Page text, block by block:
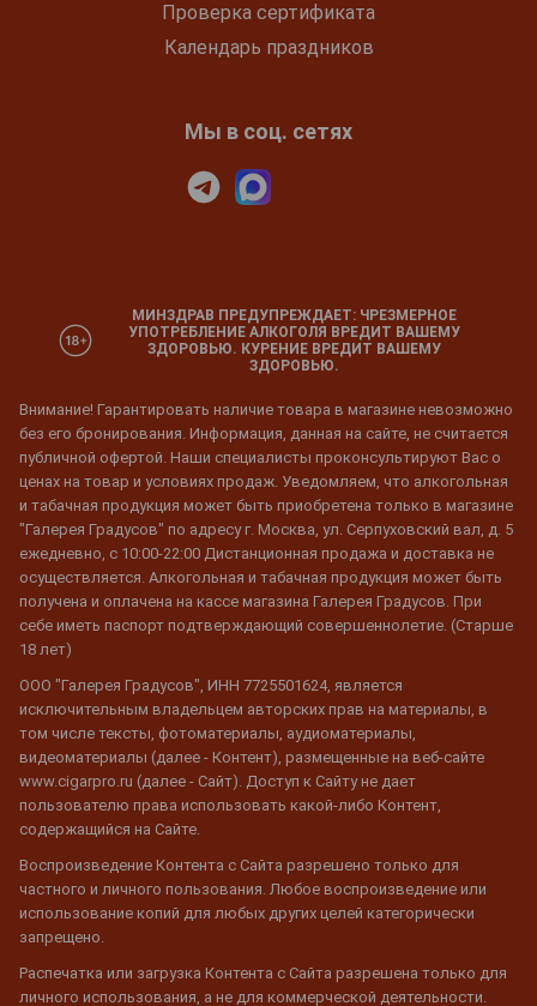
Проверка сертификата
Календарь праздников
Мы в соц. сетях
МИНЗДРАВ ПРЕДУПРЕЖДАЕТ: ЧРЕЗМЕРНОЕ
УПОТРЕБЛЕНИЕ АЛКОГОЛЯ ВРЕДИТ ВАШЕМУ
ЗДОРОВЬЮ. КУРЕНИЕ ВРЕДИТ ВАШЕМУ
ЗДОРОВЬЮ.
Внимание! Гарантировать наличие товара в магазине невозможно
без его бронирования. Информация, данная на сайте, не считается
публичной офертой. Наши специалисты проконсультируют Вас о
ценах на товар и условиях продаж. Уведомляем, что алкогольная
и табачная продукция может быть приобретена только в магазине
"Галерея Градусов" по адресу г. Москва, ул. Серпуховский вал, д. 5
ежедневно, с 10:00-22:00 Дистанционная продажа и доставка не
осуществляется. Алкогольная и табачная продукция может быть
получена и оплачена на кассе магазина Галерея Градусов. При
себе иметь паспорт подтверждающий совершеннолетие. (Старше
18 лет)
ООО "Галерея Градусов", ИНН 7725501624, является
исключительным владельцем авторских прав на материалы, в
том числе тексты, фотоматериалы, аудиоматериалы,
видеоматериалы (далее - Контент), размещенные на веб-сайте
www.cigarpro.ru (далее - Сайт). Доступ к Сайту не дает
пользователю права использовать какой-либо Контент,
содержащийся на Сайте.
Воспроизведение Контента с Сайта разрешено только для
частного и личного пользования. Любое воспроизведение или
использование копий для любых других целей категорически
запрещено.
Распечатка или загрузка Контента с Сайта разрешена только для
личного использования, а не для коммерческой деятельности.